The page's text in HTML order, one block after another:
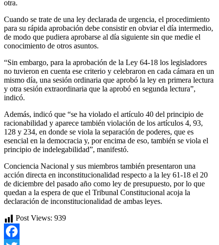
otra.
Cuando se trate de una ley declarada de urgencia, el procedimiento
para su rápida aprobación debe consistir en obviar el día intermedio,
de modo que pudiera aprobarse al día siguiente sin que medie el
conocimiento de otros asuntos.
“Sin embargo, para la aprobación de la Ley 64-18 los legisladores
no tuvieron en cuenta ese criterio y celebraron en cada cámara en un
mismo día, una sesión ordinaria que aprobó la ley en primera lectura
y otra sesión extraordinaria que la aprobó en segunda lectura”,
indicó.
Además, indicó que “se ha violado el artículo 40 del principio de
racionabilidad y aparece también violación de los artículos 4, 93,
128 y 234, en donde se viola la separación de poderes, que es
esencial en la democracia y, por encima de eso, también se viola el
principio de indelegabilidad”, manifestó.
Conciencia Nacional y sus miembros también presentaron una
acción directa en inconstitucionalidad respecto a la ley 61-18 el 20
de diciembre del pasado año como ley de presupuesto, por lo que
quedan a la espera de que el Tribunal Constitucional acoja la
declaración de inconstitucionalidad de ambas leyes.
Post Views: 939